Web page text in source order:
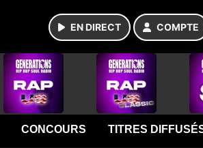
EN DIRECT COMPTE
CONCOURS TITRES